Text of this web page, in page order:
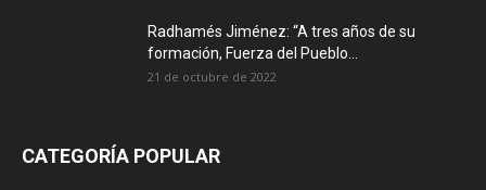
Radhamés Jiménez: “A tres años de su
formación, Fuerza del Pueblo...
21 de octubre de 2022
CATEGORÍA POPULAR